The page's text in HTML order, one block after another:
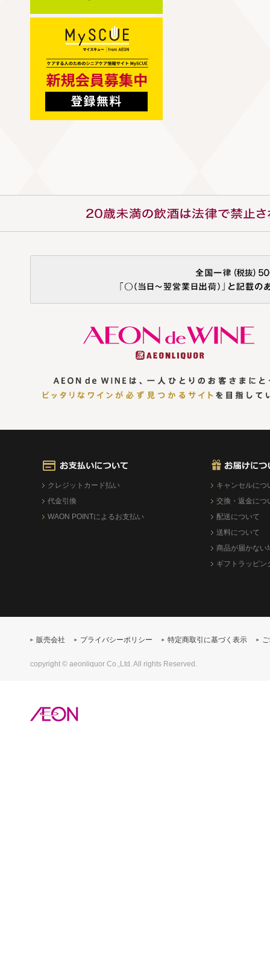
クレジットカード払い
代金引換
WAON POINTによるお支払い
キャンセルにつ
交換・返金につ
配送について
送料について
商品が届かない
ギフトラッピン
販売会社 プライバシーポリシー 特定商取引に基づく表示
copyright © aeonliquor Co.,Ltd. All rights Reserved.